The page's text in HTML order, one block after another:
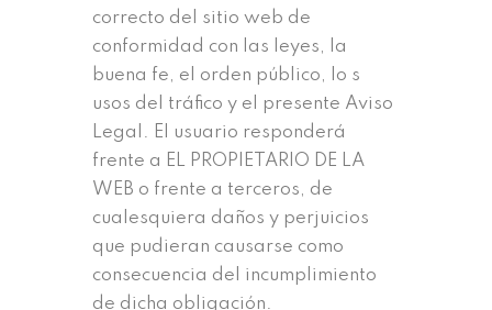
correcto del sitio web de
conformidad con las leyes, la
buena fe, el orden público, lo s
usos del tráfico y el presente Aviso
Legal. El usuario responderá
frente a EL PROPIETARIO DE LA
WEB o frente a terceros, de
cualesquiera daños y perjuicios
que pudieran causarse como
consecuencia del incumplimiento
de dicha obligación.